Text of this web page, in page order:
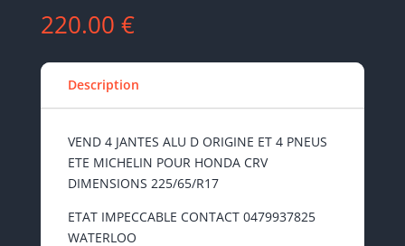
220.00 €
Description
VEND 4 JANTES ALU D ORIGINE ET 4 PNEUS
ETE MICHELIN POUR HONDA CRV
DIMENSIONS 225/65/R17
ETAT IMPECCABLE CONTACT 0479937825
WATERLOO